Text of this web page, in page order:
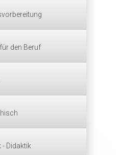
den Beruf
- Didaktik